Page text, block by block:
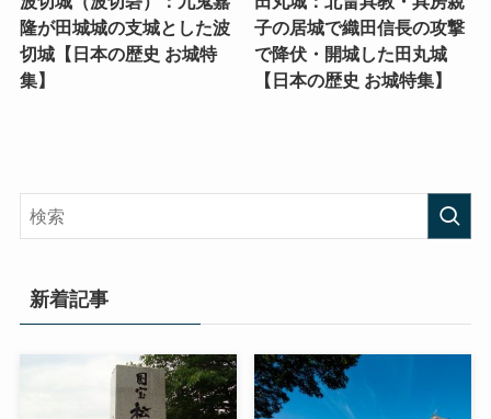
隆が田城城の支城とした波
切城【日本の歴史 お城特
集】
子の居城で織田信長の攻撃
で降伏・開城した田丸城
【日本の歴史 お城特集】
新着記事